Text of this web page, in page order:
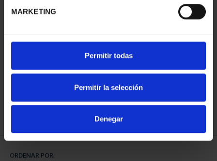
MARKETING
Permitir todas
Permitir la selección
Denegar
CAPITALES ESPAÑOLAS
73,00 €
ORDENAR POR: